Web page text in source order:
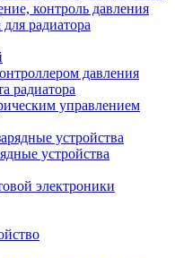
контроль давления
радиатора
давления
радиатора
управлением
устройства
электроники